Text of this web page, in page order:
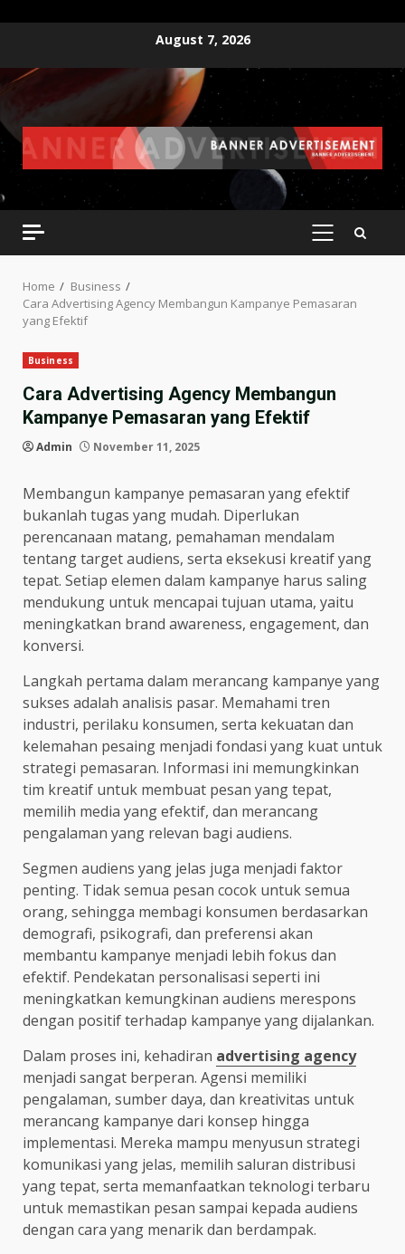
content
August 7, 2026
PRIMARY
Home
Business
Cara Advertising Agency Membangun Kampanye Pemasaran
yang Efektif
Business
Cara Advertising Agency Membangun
Kampanye Pemasaran yang Efektif
Admin November 11, 2025
Membangun kampanye pemasaran yang efektif
bukanlah tugas yang mudah. Diperlukan
perencanaan matang, pemahaman mendalam
tentang target audiens, serta eksekusi kreatif yang
tepat. Setiap elemen dalam kampanye harus saling
mendukung untuk mencapai tujuan utama, yaitu
meningkatkan brand awareness, engagement, dan
konversi.
Langkah pertama dalam merancang kampanye yang
sukses adalah analisis pasar. Memahami tren
industri, perilaku konsumen, serta kekuatan dan
kelemahan pesaing menjadi fondasi yang kuat untuk
strategi pemasaran. Informasi ini memungkinkan
tim kreatif untuk membuat pesan yang tepat,
memilih media yang efektif, dan merancang
pengalaman yang relevan bagi audiens.
Segmen audiens yang jelas juga menjadi faktor
penting. Tidak semua pesan cocok untuk semua
orang, sehingga membagi konsumen berdasarkan
demografi, psikografi, dan preferensi akan
membantu kampanye menjadi lebih fokus dan
efektif. Pendekatan personalisasi seperti ini
meningkatkan kemungkinan audiens merespons
dengan positif terhadap kampanye yang dijalankan.
Dalam proses ini, kehadiran advertising agency
menjadi sangat berperan. Agensi memiliki
pengalaman, sumber daya, dan kreativitas untuk
merancang kampanye dari konsep hingga
implementasi. Mereka mampu menyusun strategi
komunikasi yang jelas, memilih saluran distribusi
yang tepat, serta memanfaatkan teknologi terbaru
untuk memastikan pesan sampai kepada audiens
dengan cara yang menarik dan berdampak.